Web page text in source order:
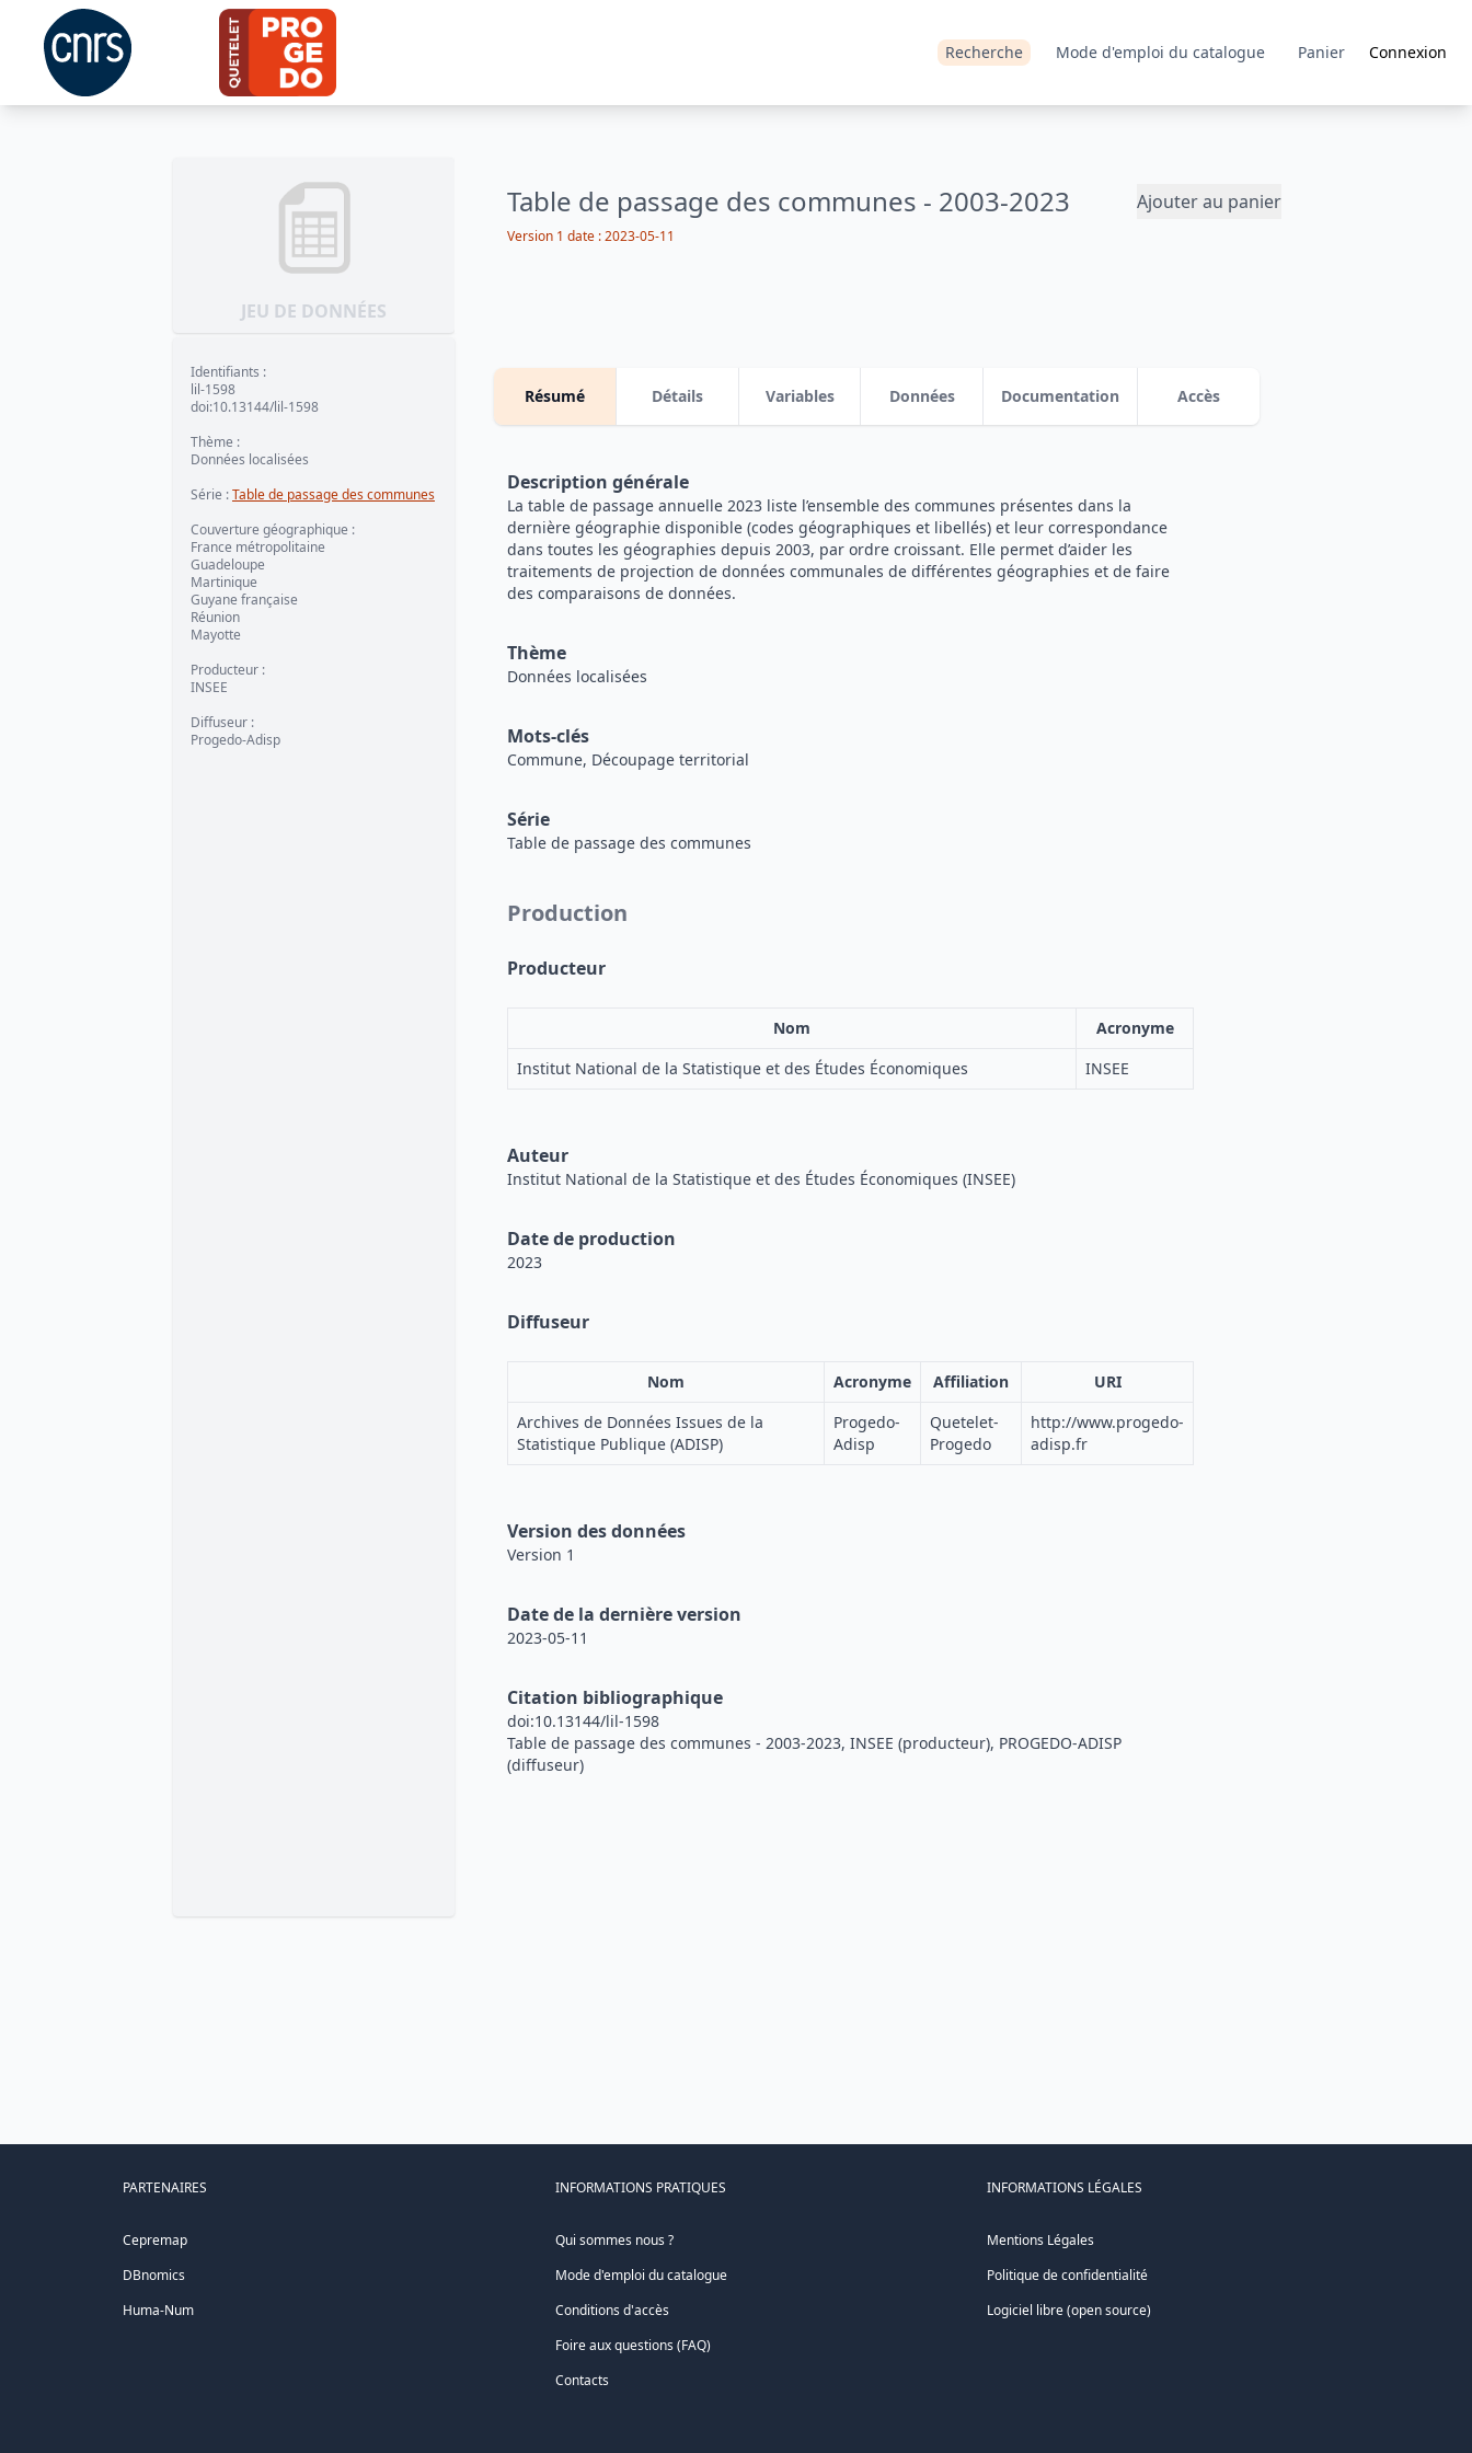
Recherche Mode d'emploi du catalogue Panier Connexion
JEU DE DONNÉES
Table de passage des communes - 2003-2023 Ajouter au panier
Version 1 date :2023-05-11
Identifiants :
lil-1598
doi:10.13144/lil-1598
Thème :
Données localisées
Série :Table de passage des communes
Couverture géographique :
France métropolitaine
Guadeloupe
Martinique
Guyane française
Réunion
Mayotte
Producteur :
INSEE
Diffuseur :
Progedo-Adisp
Résumé Détails Variables Données Documentation Accès
Description générale
La table de passage annuelle 2023 liste l’ensemble des communes présentes dans la
dernière géographie disponible (codes géographiques et libellés) et leur correspondance
dans toutes les géographies depuis 2003, par ordre croissant. Elle permet d’aider les
traitements de projection de données communales de différentes géographies et de faire
des comparaisons de données.
Thème
Données localisées
Mots-clés
Commune, Découpage territorial
Série
Table de passage des communes
Production
Producteur
Nom
Acronyme
Institut National de la Statistique et des Études Économiques
INSEE
Auteur
Institut National de la Statistique et des Études Économiques (INSEE)
Date de production
2023
Diffuseur
Nom Acronyme Affiliation
URI
Archives de Données Issues de la
Statistique Publique (ADISP)
Progedo-
Adisp
Quetelet-
Progedo
http://www.progedo-
adisp.fr
Version des données
Version 1
Date de la dernière version
2023-05-11
Citation bibliographique
doi:10.13144/lil-1598
Table de passage des communes - 2003-2023, INSEE (producteur), PROGEDO-ADISP
(diffuseur)
PARTENAIRES
Cepremap
DBnomics
Huma-Num
INFORMATIONS PRATIQUES
Qui sommes nous ?
Mode d'emploi du catalogue
Conditions d'accès
Foire aux questions (FAQ)
Contacts
INFORMATIONS LÉGALES
Mentions Légales
Politique de confidentialité
Logiciel libre (open source)